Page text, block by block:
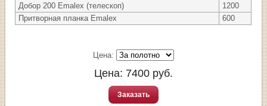
Добор 200 Emalex (телескоп)
1200
Притворная планка Emalex
600
Цена:
Цена: 7400 руб.
Заказать